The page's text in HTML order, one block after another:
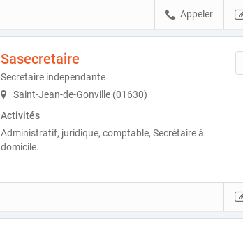
Appeler
Sasecretaire
Secretaire independante
Saint-Jean-de-Gonville (01630)
Activités
Administratif, juridique, comptable, Secrétaire à
domicile.